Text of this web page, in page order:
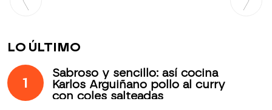
LO ÚLTIMO
1
Sabroso y sencillo: así cocina
Karlos Arguiñano pollo al curry
con coles salteadas